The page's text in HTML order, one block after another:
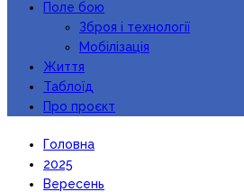
Поле бою
Зброя і технології
Мобілізація
Життя
Таблоїд
Про проєкт
Головна
2025
Вересень